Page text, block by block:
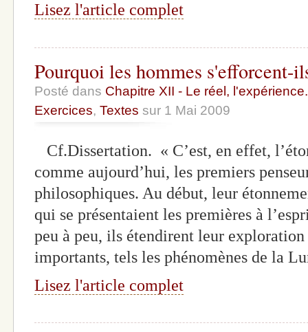
Lisez l'article complet
Pourquoi les hommes s'efforcent-
Posté dans Chapitre XII - Le réel, l'expérience.
Exercices, Textes sur 1 Mai 2009
Cf.Dissertation. « C’est, en effet,
comme aujourd’hui, les premiers
philosophiques. Au début, leur
qui se présentaient les premières à
peu à peu, ils étendirent leur exploration
importants, tels les phénomènes de la
Lisez l'article complet